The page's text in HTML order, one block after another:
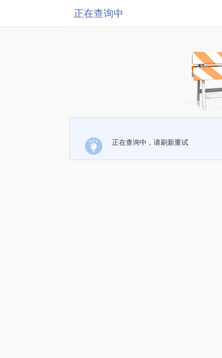
正在查询中
正在查询中，请刷新重试